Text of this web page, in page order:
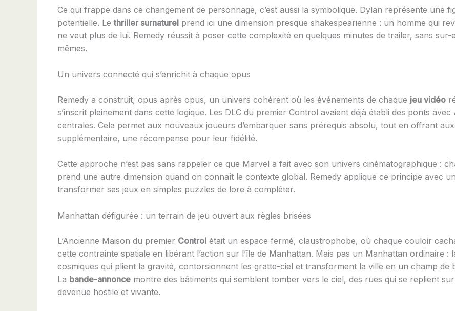
Ce qui frappe dans ce changement de personnage, c’est aussi la symbolique. Dylan représente une
potentielle. Lethriller surnaturel prend ici une dimension presque shakespearienne : un homme qui
ne veut plus de lui. Remedy réussit à poser cette complexité en quelques minutes de trailer, sans sur-
mêmes.
Un univers connecté qui s’enrichit à chaque opus
Remedy a construit, opus après opus, un univers cohérent où les événements de chaque jeu vidéo
s’inscrit pleinement dans cette logique. Les DLC du premier Control avaient déjà établi des ponts
centrales. Cela permet aux nouveaux joueurs d’embarquer sans prérequis absolu, tout en offrant
supplémentaire, une récompense pour leur fidélité.
Cette approche n’est pas sans rappeler ce que Marvel a fait avec son univers cinématographique :
prend une autre dimension quand on connaît le contexte global. Remedy applique ce principe avec
transformer ses jeux en simples puzzles de lore à compléter.
Manhattan défigurée : un terrain de jeu ouvert aux règles brisées
L’Ancienne Maison du premier Control était un espace fermé, claustrophobe, où chaque couloir
cette contrainte spatiale en libérant l’action sur l’île de Manhattan. Mais pas un Manhattan ordinaire
cosmiques qui plient la gravité, contorsionnent les gratte-ciel et transforment la ville en un champ de
La bande-annonce montre des bâtiments qui semblent tomber vers le ciel, des rues qui se replient
devenue hostile et vivante.